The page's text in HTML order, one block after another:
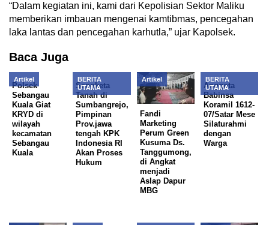
“Dalam kegiatan ini, kami dari Kepolisian Sektor Maliku
memberikan imbauan mengenai kamtibmas, pencegahan
laka lantas dan pencegahan karhutla,” ujar Kapolsek.
Baca Juga
Artikel
Polsek
Sebangau
Kuala Giat
KRYD di
wilayah
kecamatan
Sebangau
Kuala
BERITA
UTAMA
Sengketa
Tanah di
Sumbangrejo,
Pimpinan
Prov.jawa
tengah KPK
Indonesia RI
Akan Proses
Hukum
Artikel
Fandi
Marketing
Perum Green
Kusuma Ds.
Tanggumong,
di Angkat
menjadi
Aslap Dapur
MBG
BERITA
UTAMA
Anggota
Babinsa
Koramil 1612-
07/Satar Mese
Silaturahmi
dengan
Warga